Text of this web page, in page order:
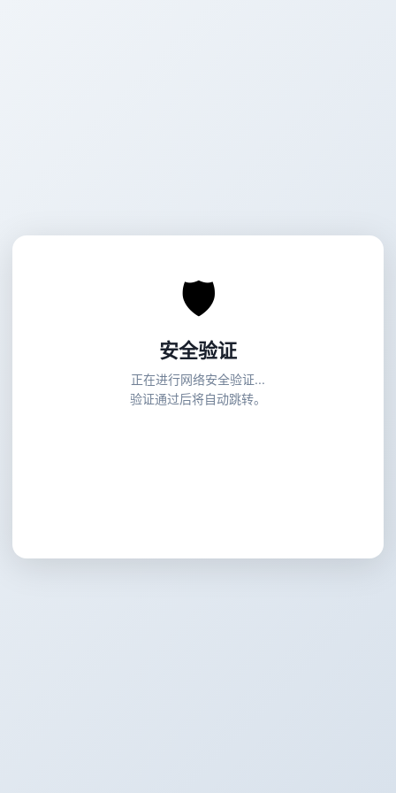
🛡
安全验证
正在进行网络安全验证...
验证通过后将自动跳转。